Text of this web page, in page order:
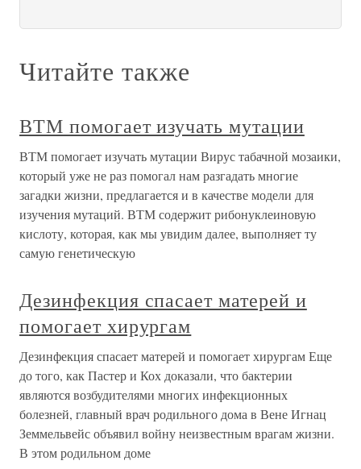
Читайте также
ВТМ помогает изучать мутации
ВТМ помогает изучать мутации Вирус табачной мозаики,
который уже не раз помогал нам разгадать многие
загадки жизни, предлагается и в качестве модели для
изучения мутаций. ВТМ содержит рибонуклеиновую
кислоту, которая, как мы увидим далее, выполняет ту
самую генетическую
Дезинфекция спасает матерей и
помогает хирургам
Дезинфекция спасает матерей и помогает хирургам Еще
до того, как Пастер и Кох доказали, что бактерии
являются возбудителями многих инфекционных
болезней, главный врач родильного дома в Вене Игнац
Земмельвейс объявил войну неизвестным врагам жизни.
В этом родильном доме